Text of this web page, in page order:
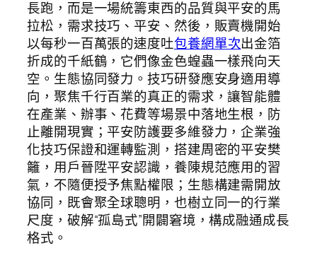
長跑，而是一場統籌東西的品質與平安的馬
拉松，需求技巧、平安、然後，販賣機開始
以每秒一百萬張的速度吐包養網單次出金箔
折成的千紙鶴，它們像金色蝗蟲一樣飛向天
空。生態協同發力。技巧研發應安身適用導
向，聚焦千行百業的真正的需求，讓智能體
在產業、辦事、花費等場景中落地生根，防
止離開現實；平安防護要多維發力，企業強
化技巧保證和運轉監測，搭建周密的平安樊
籬，用戶晉陞平安認識，養陳規范應用的習
氣，不隨便授予焦點權限；生態構建需開放
協同，既會聚全球聰明，也樹立同一的行業
尺度，破解“孤島式”開闢窘境，構成融通成長
格式。